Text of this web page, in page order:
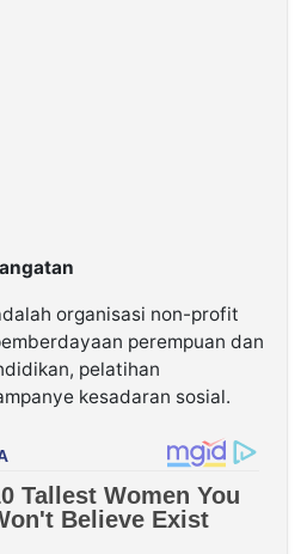
organisasi non-profit
perempuan dan
pelatihan
kesadaran sosial.